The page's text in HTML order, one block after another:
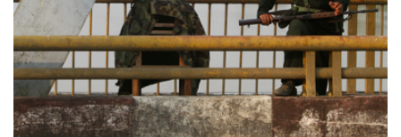
ค้นหา
SHARE TWEET LINE EMAIL